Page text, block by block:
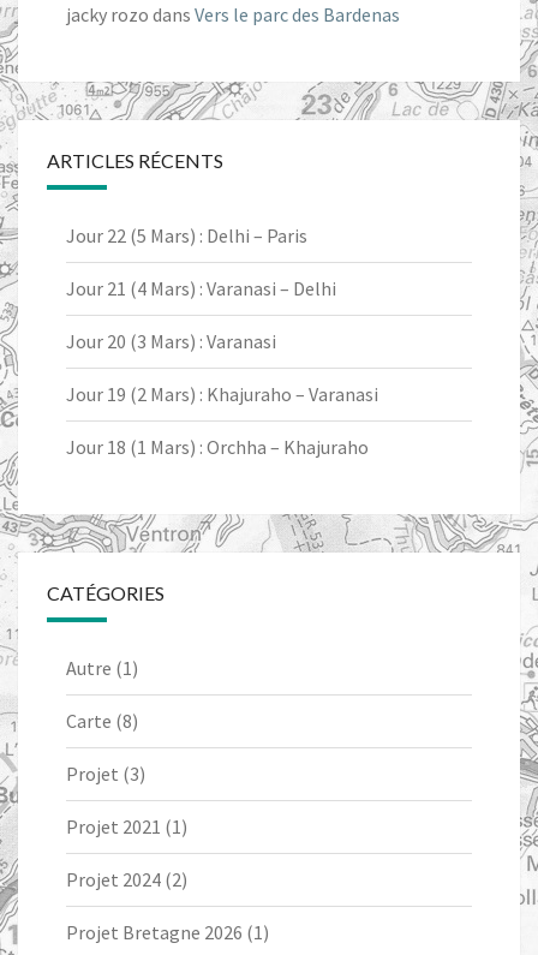
jacky rozo dans Vers le parc des Bardenas
ARTICLES RÉCENTS
Jour 22 (5 Mars) : Delhi – Paris
Jour 21 (4 Mars) : Varanasi – Delhi
Jour 20 (3 Mars) : Varanasi
Jour 19 (2 Mars) : Khajuraho – Varanasi
Jour 18 (1 Mars) : Orchha – Khajuraho
CATÉGORIES
Autre (1)
Carte (8)
Projet (3)
Projet 2021 (1)
Projet 2024 (2)
Projet Bretagne 2026 (1)